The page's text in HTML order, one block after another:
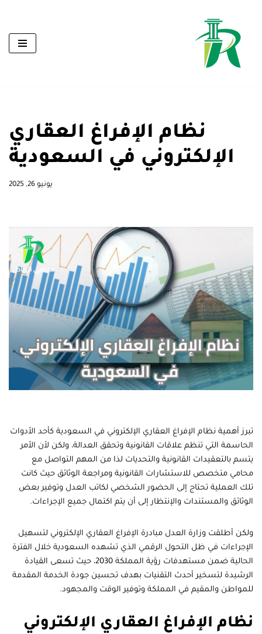
تخطى
المحتوى
نظام الإفراغ العقاري
الإلكتروني في السعودية
يونيو 26, 2025
تبرز أهمية نظام الإفراغ العقاري الإلكتروني في السعودية كأحد الأدوات
الحاسمة التي تنظم علاقات القانونية وتحقق العدالة، ولكن لأن الأمر
يتسم بالتعقيدات القانونية والتحديات لذا من المهم التواصل مع
محامي متخصص للاستشارات القانونية ومراجعة الوثائق حيث كانت
تلك العملية تحتاج إلى الحضور الشخصي لكاتب العدل وتوفير بعض
الوثائق والمستندات والإنتظار إلى أن يتم اكتمال جميع الإجراءات.
ولكن أطلقت وزارة العدل مبادرة الإفراغ العقاري الإلكتروني لتسهيل
الإجراءات في ظل التحول الرقمي الذي تشهده السعودية خلال الفترة
الحالية ضمن مستهدفات رؤية المملكة 2030، حيث تسعى القيادة
الرشيدة لتسخير أحدث التقنيات بهدف تحسين جودة الخدمة المقدمة
للمواطن والمقيم في المملكة وتوفير الوقت والمجهود.
نظام الإفراغ العقاري الإلكتروني